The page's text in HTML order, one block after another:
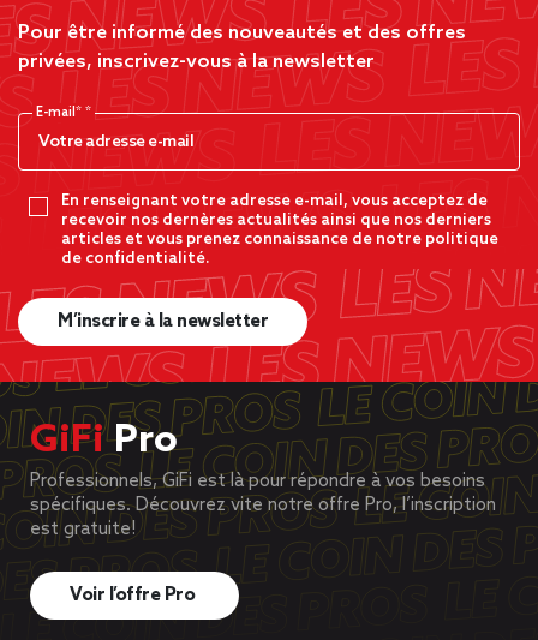
Pour être informé des nouveautés et des offres
privées, inscrivez-vous à la newsletter
E-mail*
En renseignant votre adresse e-mail, vous acceptez de
recevoir nos dernères actualités ainsi que nos derniers
articles et vous prenez connaissance de notre politique
de confidentialité.
M’inscrire à la newsletter
GiFiPro
Professionnels, GiFi est là pour répondre à vos besoins
spécifiques. Découvrez vite notre offre Pro, l’inscription
est gratuite!
Voir l’offre Pro